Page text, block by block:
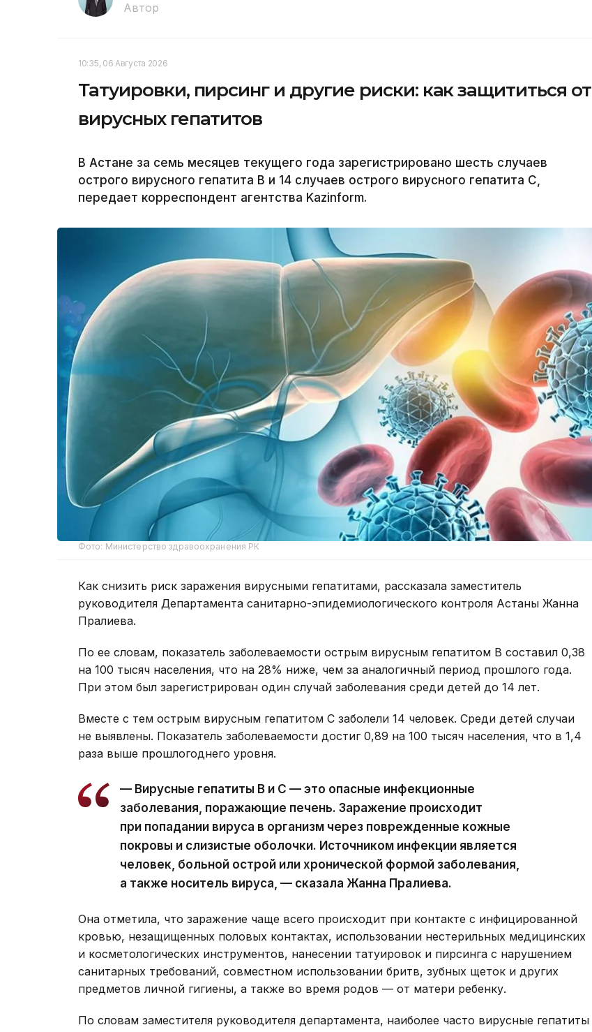
Автор
10:35, 06 Августа 2026
Татуировки, пирсинг и другие риски: как защититься от
вирусных гепатитов
В Астане за семь месяцев текущего года зарегистрировано шесть случаев
острого вирусного гепатита В и 14 случаев острого вирусного гепатита С,
передает корреспондент агентства Kazinform.
Фото: Министерство здравоохранения РК
Как снизить риск заражения вирусными гепатитами, рассказала заместитель
руководителя Департамента санитарно-эпидемиологического контроля Астаны Жанна
Пралиева.
По ее словам, показатель заболеваемости острым вирусным гепатитом В составил 0,38
на 100 тысяч населения, что на 28% ниже, чем за аналогичный период прошлого года.
При этом был зарегистрирован один случай заболевания среди детей до 14 лет.
Вместе с тем острым вирусным гепатитом С заболели 14 человек. Среди детей случаи
не выявлены. Показатель заболеваемости достиг 0,89 на 100 тысяч населения, что в 1,4
раза выше прошлогоднего уровня.
— Вирусные гепатиты В и С — это опасные инфекционные
заболевания, поражающие печень. Заражение происходит
при попадании вируса в организм через поврежденные кожные
покровы и слизистые оболочки. Источником инфекции является
человек, больной острой или хронической формой заболевания,
а также носитель вируса, — сказала Жанна Пралиева.
Она отметила, что заражение чаще всего происходит при контакте с инфицированной
кровью, незащищенных половых контактах, использовании нестерильных медицинских
и косметологических инструментов, нанесении татуировок и пирсинга с нарушением
санитарных требований, совместном использовании бритв, зубных щеток и других
предметов личной гигиены, а также во время родов — от матери ребенку.
По словам заместителя руководителя департамента, наиболее часто вирусные гепатиты